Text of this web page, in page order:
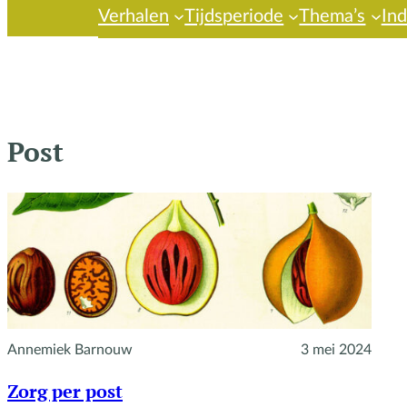
Verhalen Tijdsperiode Thema’s
Post
Annemiek Barnouw 3 mei 2024
Zorg per post